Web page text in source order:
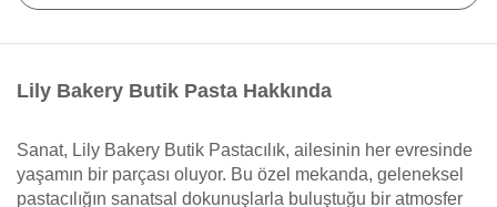
Lily Bakery Butik Pasta Hakkında
Sanat, Lily Bakery Butik Pastacılık, ailesinin her evresinde
yaşamın bir parçası oluyor. Bu özel mekanda, geleneksel
pastacılığın sanatsal dokunuşlarla buluştuğu bir atmosfer